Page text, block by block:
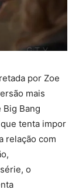
por Zoe
mais
Bang
tenta impor
relação com
o